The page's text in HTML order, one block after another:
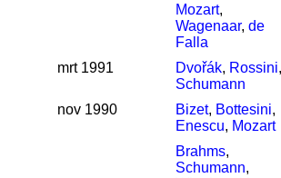
Mozart,
Wagenaar, de
Falla
mrt 1991 Dvořák, Rossini,
Schumann
nov 1990 Bizet, Bottesini,
Enescu, Mozart
Brahms,
Schumann,